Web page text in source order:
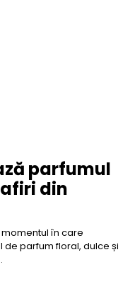
parfumul
din
în care
de parfum floral, dulce și